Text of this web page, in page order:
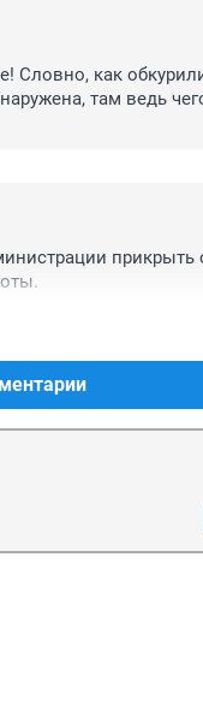
Словно, как
там ведь
прикрыть